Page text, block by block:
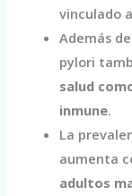
vinculado
Además
pylori
salud
inmune.
La
aumenta
adultos